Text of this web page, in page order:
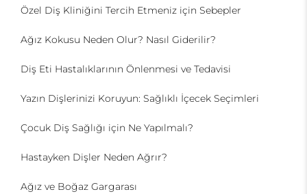
Özel Diş Kliniğini Tercih Etmeniz için Sebepler
Ağız Kokusu Neden Olur? Nasıl Giderilir?
Diş Eti Hastalıklarının Önlenmesi ve Tedavisi
Yazın Dişlerinizi Koruyun: Sağlıklı İçecek Seçimleri
Çocuk Diş Sağlığı için Ne Yapılmalı?
Hastayken Dişler Neden Ağrır?
Ağız ve Boğaz Gargarası